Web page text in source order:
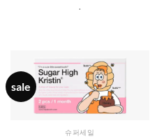
.
sale
슈퍼세일